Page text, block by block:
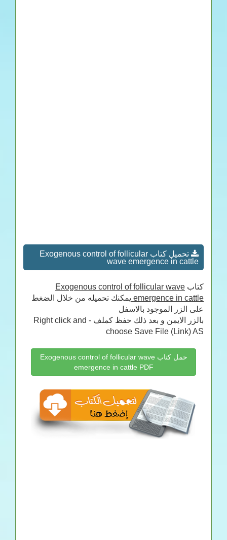
تحميل كتاب Exogenous control of follicular
wave emergence in cattle
كتاب Exogenous control of follicular wave
emergence in cattle يمكنك تحميله من خلال الضغط
على الزر الموجود بالاسفل
بالزر الايمن و بعد ذلك حفظ كملف - Right click and
choose Save File (Link) AS
حمل كتاب Exogenous control of follicular wave
emergence in cattle PDF